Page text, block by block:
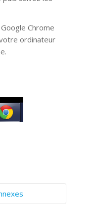
Chrome
ordinateur